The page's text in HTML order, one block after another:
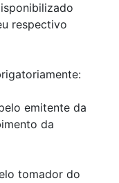
respectivo
emitente da
da
tomador do